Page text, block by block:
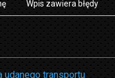
Wpis zawiera błędy
udanego transportu